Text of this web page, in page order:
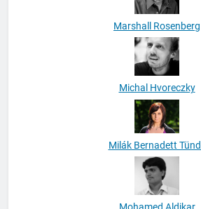
Marshall Rosenberg
Michal Hvoreczky
Milák Bernadett Tünde